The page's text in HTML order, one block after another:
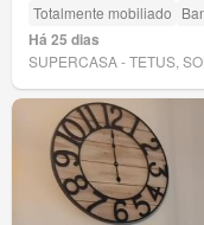
Totalmente mobiliado
Há 25 dias
SUPERCASA - TETUS,